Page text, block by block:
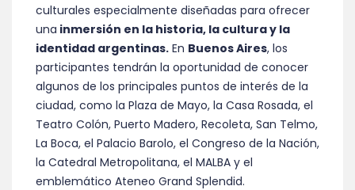
culturales especialmente diseñadas para ofrecer
una inmersión en la historia, la cultura y la
identidad argentinas. En Buenos Aires, los
participantes tendrán la oportunidad de conocer
algunos de los principales puntos de interés de la
ciudad, como la Plaza de Mayo, la Casa Rosada, el
Teatro Colón, Puerto Madero, Recoleta, San Telmo,
La Boca, el Palacio Barolo, el Congreso de la Nación,
la Catedral Metropolitana, el MALBA y el
emblemático Ateneo Grand Splendid.